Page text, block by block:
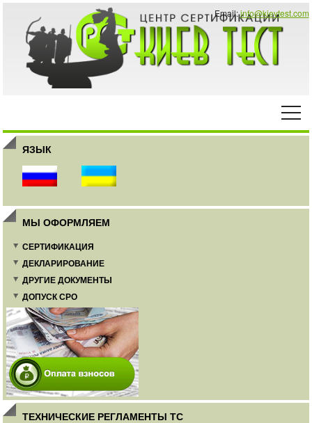
Email:info@kievtest.com
ЯЗЫК
МЫ ОФОРМЛЯЕМ
СЕРТИФИКАЦИЯ
ДЕКЛАРИРОВАНИЕ
ДРУГИЕ ДОКУМЕНТЫ
ДОПУСК СРО
ТЕХНИЧЕСКИЕ РЕГЛАМЕНТЫ ТС